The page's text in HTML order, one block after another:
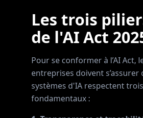
Les trois
de l'AI Act
Pour se conformer à l’AI Act,
entreprises doivent s’assurer
systèmes d'IA respectent
fondamentaux :